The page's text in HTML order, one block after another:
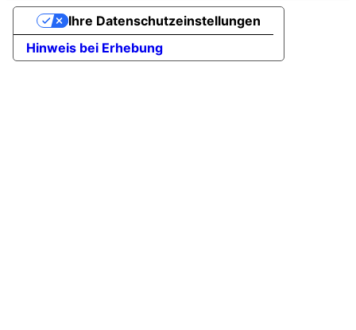
Hinweis bei Erhebung
Ihre Datenschutzeinstellungen